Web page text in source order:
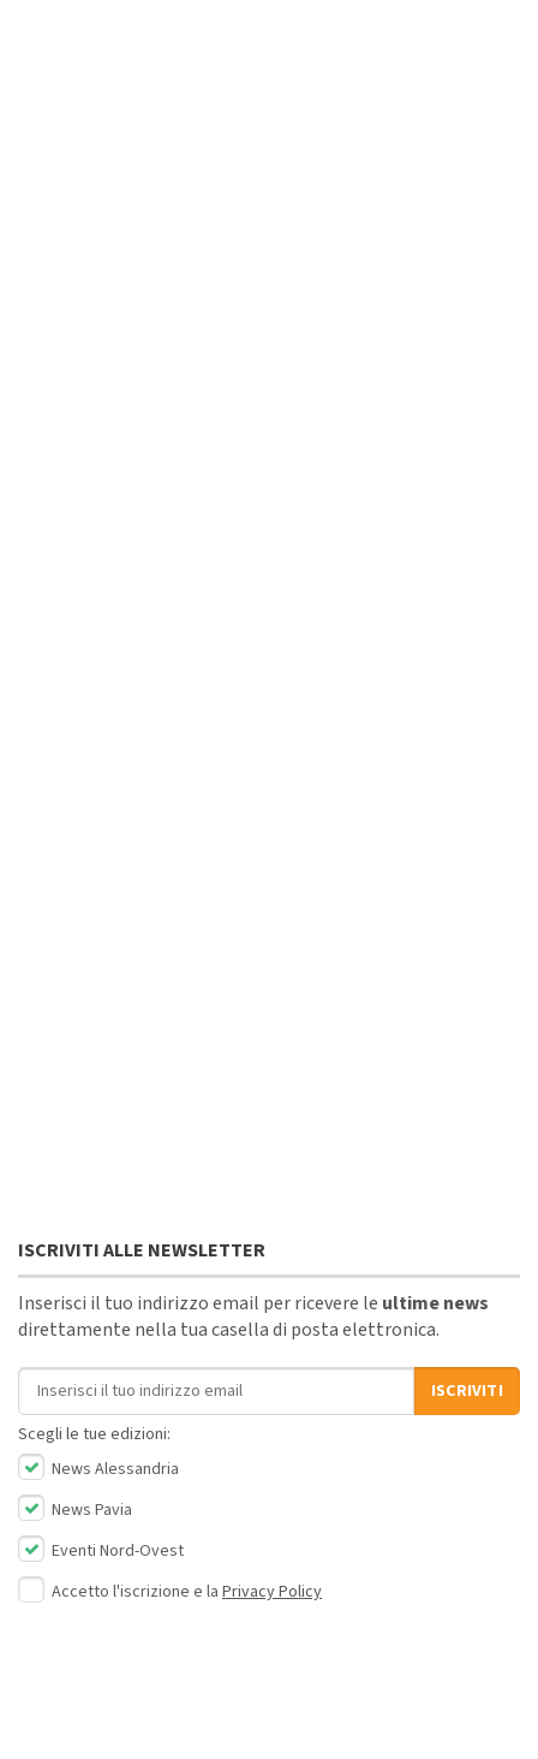
ISCRIVITI ALLE NEWSLETTER
Inserisci il tuo indirizzo email per ricevere le ultime news
direttamente nella tua casella di posta elettronica.
Indirizzo email
ISCRIVITI
Scegli le tue edizioni:
News Alessandria
News Pavia
Eventi Nord-Ovest
Accetto l'iscrizione e la Privacy Policy